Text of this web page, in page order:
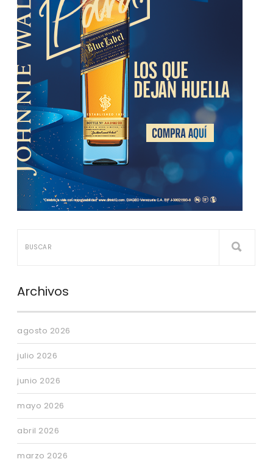
Archivos
agosto 2026
julio 2026
junio 2026
mayo 2026
abril 2026
marzo 2026